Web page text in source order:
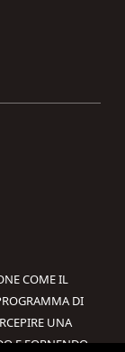
COME IL
DI
UNA
E FORNENDO